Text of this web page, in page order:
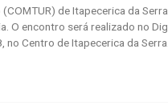
de Itapecerica da
O encontro será realizado no
no Centro de Itapecerica da Serra.